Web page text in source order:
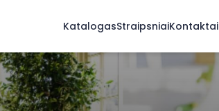
KatalogasStraipsniaiKontaktai